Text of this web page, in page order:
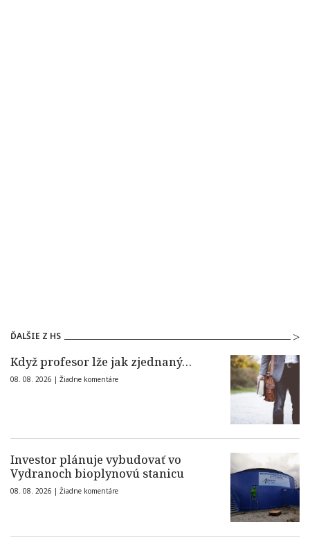
ĎALŠIE Z HS
Když profesor lže jak zjednaný…
08. 08. 2026 | Žiadne komentáre
Investor plánuje vybudovať vo
Vydranoch bioplynovú stanicu
08. 08. 2026 | Žiadne komentáre